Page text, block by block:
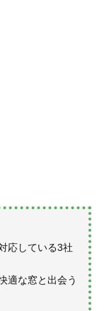
応している3社
適な窓と出会う